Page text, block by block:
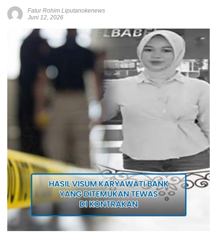
Fatur Rohim Liputanokenews
Juni 12, 2026